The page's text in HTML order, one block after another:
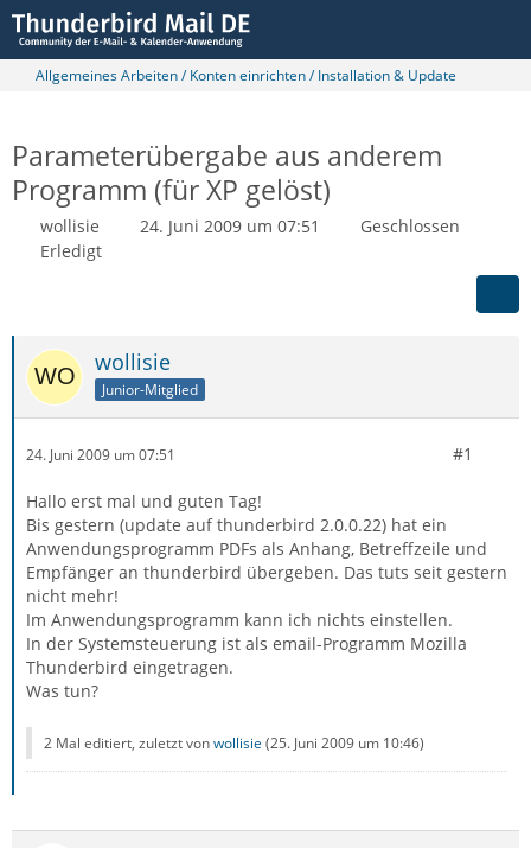
Allgemeines Arbeiten / Konten einrichten / Installation & Update
Parameterübergabe aus anderem
Programm (für XP gelöst)
wollisie 24. Juni 2009 um 07:51
Geschlossen
Erledigt
wollisie
Junior-Mitglied
24. Juni 2009 um 07:51 #1
Hallo erst mal und guten Tag!
Bis gestern (update auf thunderbird 2.0.0.22) hat ein
Anwendungsprogramm PDFs als Anhang, Betreffzeile und
Empfänger an thunderbird übergeben. Das tuts seit gestern
nicht mehr!
Im Anwendungsprogramm kann ich nichts einstellen.
In der Systemsteuerung ist als email-Programm Mozilla
Thunderbird eingetragen.
Was tun?
2 Mal editiert, zuletzt vonwollisie (25. Juni 2009 um 10:46)